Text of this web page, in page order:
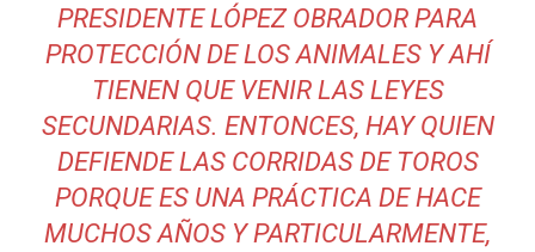
PRESIDENTE LÓPEZ OBRADOR PARA
PROTECCIÓN DE LOS ANIMALES Y AHÍ
TIENEN QUE VENIR LAS LEYES
SECUNDARIAS. ENTONCES, HAY QUIEN
DEFIENDE LAS CORRIDAS DE TOROS
PORQUE ES UNA PRÁCTICA DE HACE
MUCHOS AÑOS Y PARTICULARMENTE,